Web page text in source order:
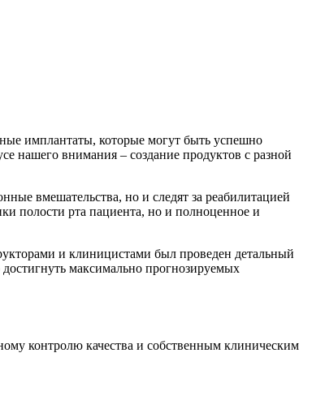
имплантаты, которые могут быть успешно
нашего внимания – создание продуктов с разной
вмешательства, но и следят за реабилитацией
полости рта пациента, но и полноценное и
и клиницистами был проведен детальный
максимально прогнозируемых
контролю качества и собственным клиническим